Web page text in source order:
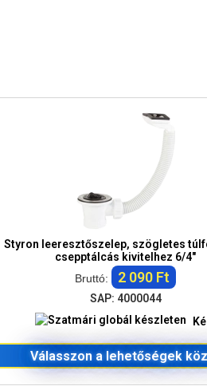
Styron leeresztőszelep, szögletes
csepptálcás kivitelhez 6/4"
Bruttó:
2 090 Ft
SAP: 4000044
Válasszon a lehetőségek